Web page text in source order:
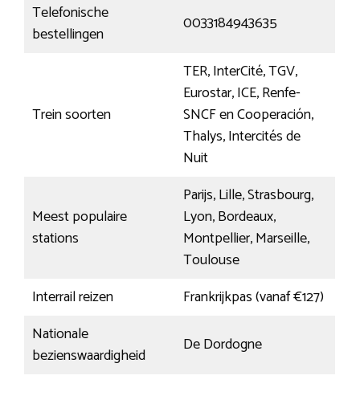
Telefonische
bestellingen
0033184943635
Trein soorten
TER, InterCité, TGV,
Eurostar, ICE, Renfe-
SNCF en Cooperación,
Thalys, Intercités de
Nuit
Meest populaire
stations
Parijs, Lille, Strasbourg,
Lyon, Bordeaux,
Montpellier, Marseille,
Toulouse
Interrail reizen
Frankrijkpas (vanaf €127)
Nationale
bezienswaardigheid
De Dordogne